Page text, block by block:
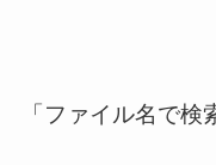
「ファイル名で検